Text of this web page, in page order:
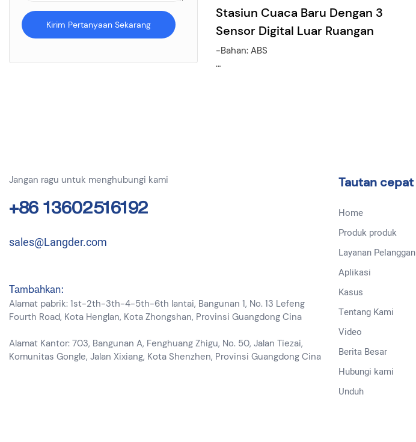
Kirim Pertanyaan Sekarang
Stasiun Cuaca Baru Dengan 3
Sensor Digital Luar Ruangan
-Bahan: ABS
termasuk kabel pengisi daya USB 3M
-Termasuk: Unit Utama + manual + kabel
-Mendukung layar LCD besar.
-Mendukung tampilan suhu dan suhu
sekitar.
-Mendukung fungsi tampilan jam.
Jangan ragu untuk menghubungi kami
+86 13602516192
sales@Langder.com
Tambahkan:
Alamat pabrik: 1st-2th-3th-4-5th-6th lantai, Bangunan 1, No. 13 Lefeng
Fourth Road, Kota Henglan, Kota Zhongshan, Provinsi Guangdong Cina
Alamat Kantor: 703, Bangunan A, Fenghuang Zhigu, No. 50, Jalan Tiezai,
Komunitas Gongle, Jalan Xixiang, Kota Shenzhen, Provinsi Guangdong Cina
Tautan cepat
Home
Produk produk
Layanan Pelanggan
Aplikasi
Kasus
Tentang Kami
Video
Berita Besar
Hubungi kami
Unduh